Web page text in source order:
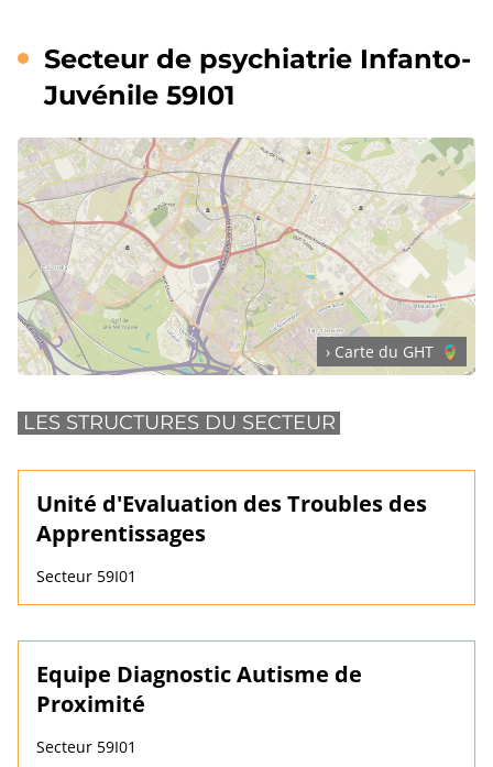
Secteur de psychiatrie Infanto-
Juvénile 59I01
› Carte du GHT
LES STRUCTURES DU SECTEUR
Unité d'Evaluation des Troubles des
Apprentissages
Secteur 59I01
Equipe Diagnostic Autisme de
Proximité
Secteur 59I01